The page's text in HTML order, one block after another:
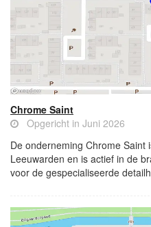
Chrome Saint
Opgericht in Juni 2026
De onderneming Chrome
Leeuwarden en is actief in de
voor de gespecialiseerde